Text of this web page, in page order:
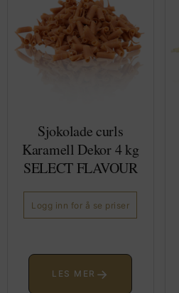
Sjokolade curls
Karamell Dekor 4 kg
SELECT FLAVOUR
Logg inn for å se priser
LES MER →